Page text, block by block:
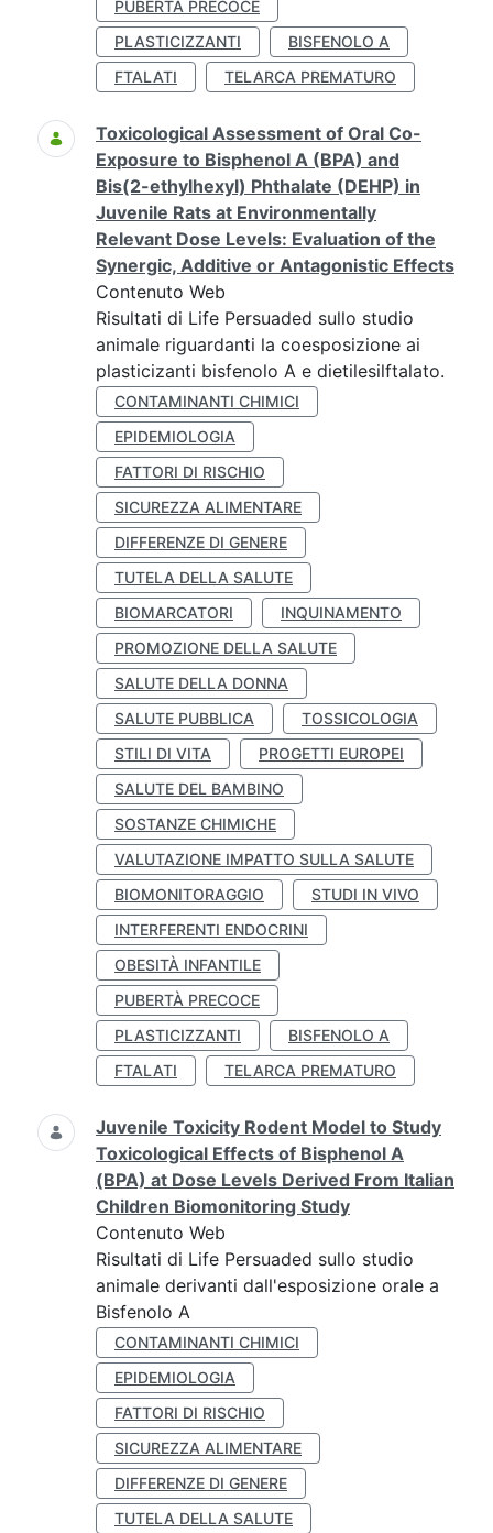
PUBERTÀ PRECOCE
PLASTICIZZANTI
BISFENOLO A
FTALATI
TELARCA PREMATURO
Toxicological Assessment of Oral Co-
Exposure to Bisphenol A (BPA) and
Bis(2-ethylhexyl) Phthalate (DEHP) in
Juvenile Rats at Environmentally
Relevant Dose Levels: Evaluation of the
Synergic, Additive or Antagonistic Effects
Contenuto Web
Risultati di Life Persuaded sullo studio
animale riguardanti la coesposizione ai
plasticizanti bisfenolo A e dietilesilftalato.
CONTAMINANTI CHIMICI
EPIDEMIOLOGIA
FATTORI DI RISCHIO
SICUREZZA ALIMENTARE
DIFFERENZE DI GENERE
TUTELA DELLA SALUTE
BIOMARCATORI
INQUINAMENTO
PROMOZIONE DELLA SALUTE
SALUTE DELLA DONNA
SALUTE PUBBLICA
TOSSICOLOGIA
STILI DI VITA
PROGETTI EUROPEI
SALUTE DEL BAMBINO
SOSTANZE CHIMICHE
VALUTAZIONE IMPATTO SULLA SALUTE
BIOMONITORAGGIO
STUDI IN VIVO
INTERFERENTI ENDOCRINI
OBESITÀ INFANTILE
PUBERTÀ PRECOCE
PLASTICIZZANTI
BISFENOLO A
FTALATI
TELARCA PREMATURO
Juvenile Toxicity Rodent Model to Study
Toxicological Effects of Bisphenol A
(BPA) at Dose Levels Derived From Italian
Children Biomonitoring Study
Contenuto Web
Risultati di Life Persuaded sullo studio
animale derivanti dall'esposizione orale a
Bisfenolo A
CONTAMINANTI CHIMICI
EPIDEMIOLOGIA
FATTORI DI RISCHIO
SICUREZZA ALIMENTARE
DIFFERENZE DI GENERE
TUTELA DELLA SALUTE